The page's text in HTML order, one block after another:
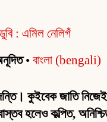
: এমিল নেলিগঁ
•বাংলা (bengali)
কুইবেক জাতি
হলেও কল্পিত,